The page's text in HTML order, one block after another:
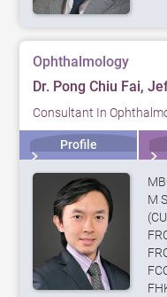
Ophthalmology
Dr. Pong Chiu Fai,
Consultant In
Profile
M